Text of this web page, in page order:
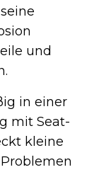
und
in einer
mit Seat-
kleine